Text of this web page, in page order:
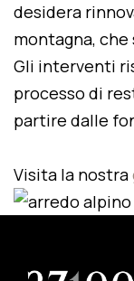
desidera
montagna, che
Gli interventi
processo di
partire dalle
Visita la nostra